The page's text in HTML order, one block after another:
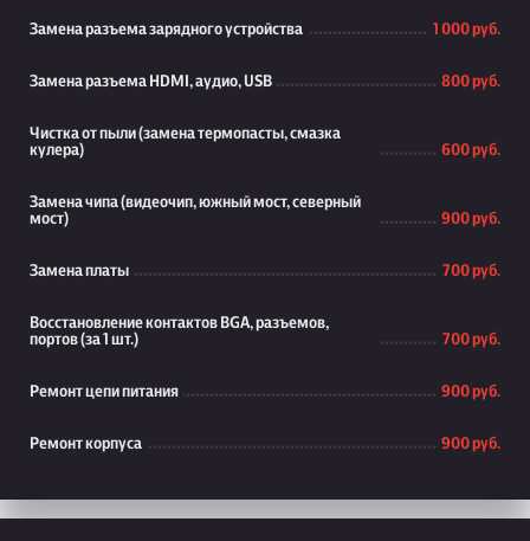
Замена разъема зарядного устройства 1 000 руб.
Замена разъема HDMI, аудио, USB 800 руб.
Чистка от пыли (замена термопасты, смазка
кулера)
600 руб.
Замена чипа (видеочип, южный мост, северный
мост)
900 руб.
Замена платы 700 руб.
Восстановление контактов BGA, разъемов,
портов (за 1 шт.)
700 руб.
Ремонт цепи питания 900 руб.
Ремонт корпуса 900 руб.